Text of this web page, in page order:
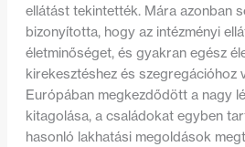
ellátást tekintették. Mára azonban
bizonyította, hogy az intézményi
életminőséget, és gyakran egész
kirekesztéshez és szegregációhoz
Európában megkezdődött a nagy
kitagolása, a családokat egyben
hasonló lakhatási megoldások